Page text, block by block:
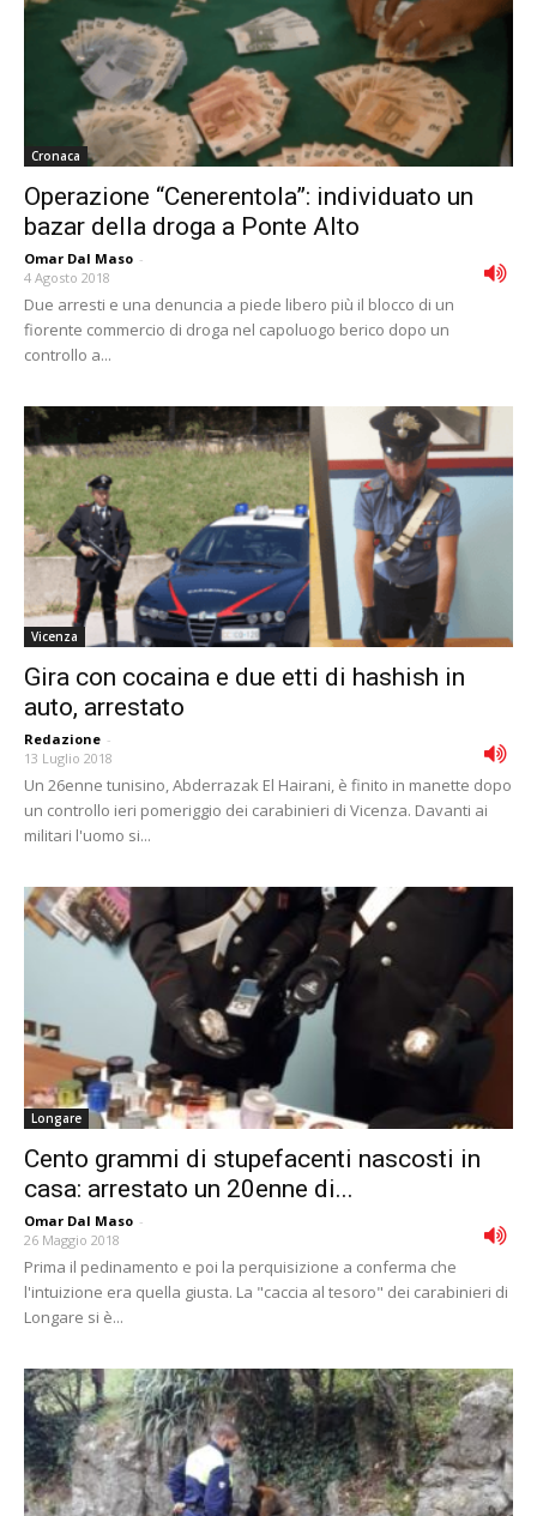
Cronaca
Operazione “Cenerentola”: individuato un
bazar della droga a Ponte Alto
Omar Dal Maso -
4 Agosto 2018
Due arresti e una denuncia a piede libero più il blocco di un
fiorente commercio di droga nel capoluogo berico dopo un
controllo a...
Vicenza
Gira con cocaina e due etti di hashish in
auto, arrestato
Redazione -
13 Luglio 2018
Un 26enne tunisino, Abderrazak El Hairani, è finito in manette dopo
un controllo ieri pomeriggio dei carabinieri di Vicenza. Davanti ai
militari l'uomo si...
Longare
Cento grammi di stupefacenti nascosti in
casa: arrestato un 20enne di...
Omar Dal Maso -
26 Maggio 2018
Prima il pedinamento e poi la perquisizione a conferma che
l'intuizione era quella giusta. La "caccia al tesoro" dei carabinieri di
Longare si è...